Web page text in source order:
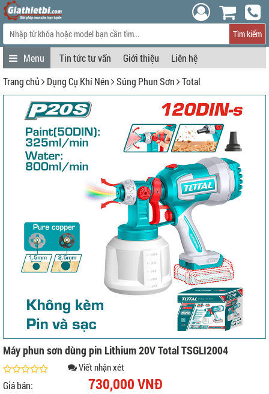
Tìm kiếm
Tin tức tư vấn Giới thiệu
Liên hệ
Trang chủ
Dụng Cụ Khí Nén Súng Phun Sơn Total
Máy phun sơn dùng pin Lithium 20V Total TSGLI2004
Viết nhận xét
Giá bán: 730,000 VNĐ